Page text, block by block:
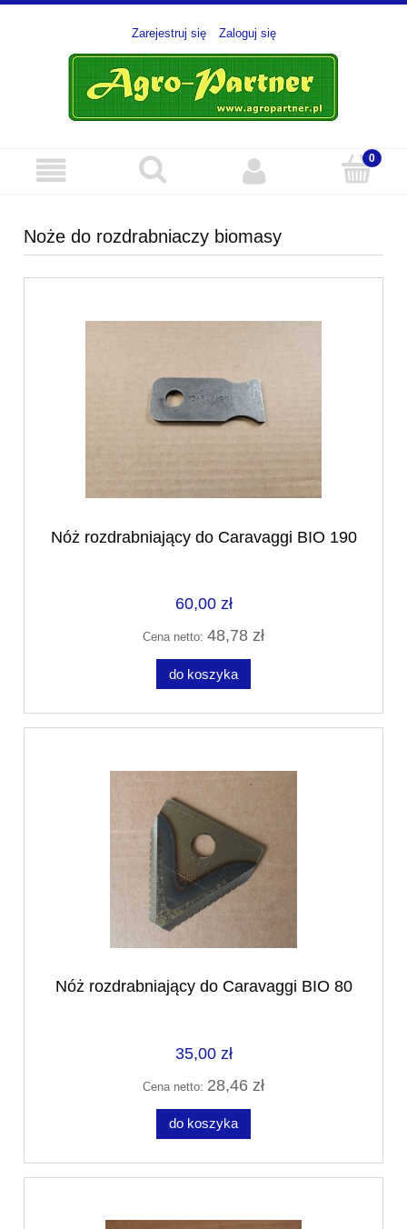
Zarejestruj się Zaloguj się
Noże do rozdrabniaczy biomasy
Nóż rozdrabniający do Caravaggi BIO 190
60,00 zł
Cena netto: 48,78 zł
do koszyka
Nóż rozdrabniający do Caravaggi BIO 80
35,00 zł
Cena netto: 28,46 zł
do koszyka